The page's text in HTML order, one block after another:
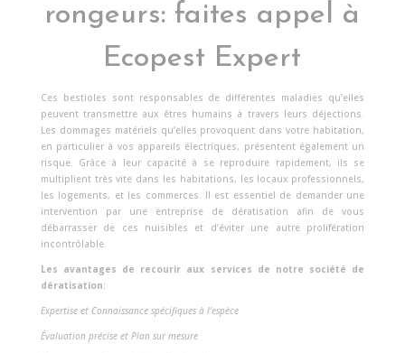
rongeurs: faites appel à
Ecopest Expert
Ces bestioles sont responsables de différentes maladies qu’elles
peuvent transmettre aux êtres humains à travers leurs déjections.
Les dommages matériels qu’elles provoquent dans votre habitation,
en particulier à vos appareils électriques, présentent également un
risque. Grâce à leur capacité à se reproduire rapidement, ils se
multiplient très vite dans les habitations, les locaux professionnels,
les logements, et les commerces. Il est essentiel de demander une
intervention par une entreprise de dératisation afin de vous
débarrasser de ces nuisibles et d’éviter une autre prolifération
incontrôlable.
Les avantages de recourir aux services de notre société de
dératisation:
Expertise et Connaissance spécifiques à l’espèce
Évaluation précise et Plan sur mesure